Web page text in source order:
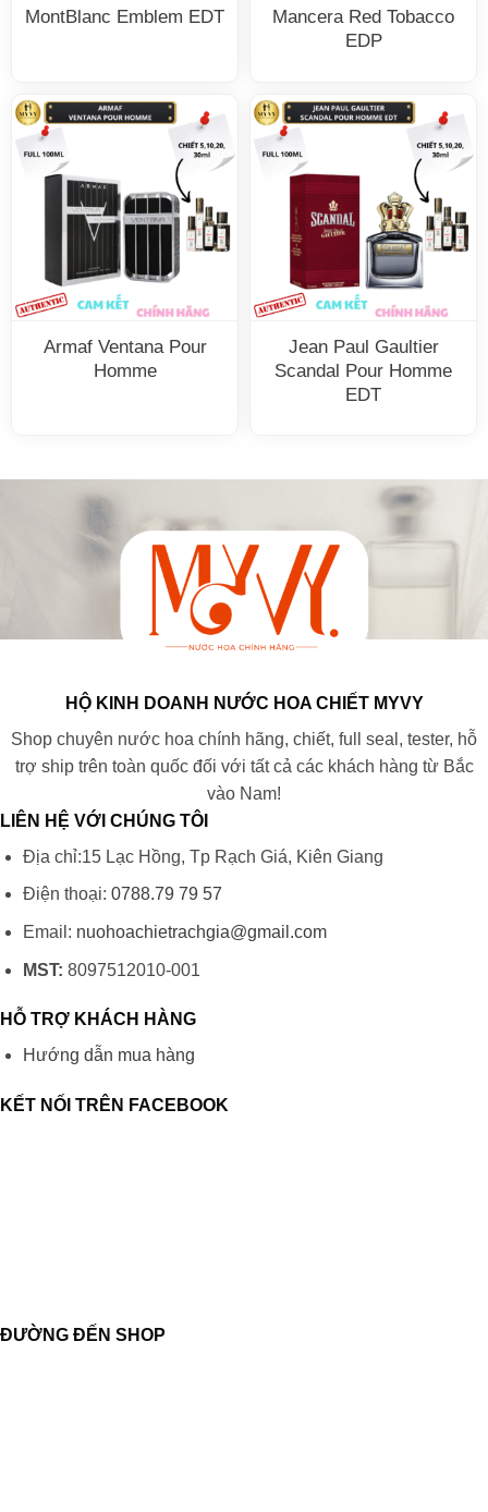
MontBlanc Emblem EDT
Mancera Red Tobacco
EDP
Armaf Ventana Pour
Homme
Jean Paul Gaultier
Scandal Pour Homme
EDT
HỘ KINH DOANH NƯỚC HOA CHIẾT MYVY
Shop chuyên nước hoa chính hãng, chiết, full seal, tester, hỗ
trợ ship trên toàn quốc đối với tất cả các khách hàng từ Bắc
vào Nam!
LIÊN HỆ VỚI CHÚNG TÔI
Địa chỉ:15 Lạc Hồng, Tp Rạch Giá, Kiên Giang
Điện thoại: 0788.79 79 57
Email: nuohoachietrachgia@gmail.com
MST: 8097512010-001
HỖ TRỢ KHÁCH HÀNG
Hướng dẫn mua hàng
KẾT NỐI TRÊN FACEBOOK
ĐƯỜNG ĐẾN SHOP